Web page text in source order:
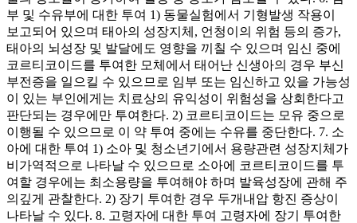
부 및 수유부에 대한 투여 1) 동물실험에서 기형발생 작용이
보고되어 있으며 태아의 성장지체, 언청이의 위험 등의 증가,
태아의 뇌성장 및 발달에도 영향을 끼칠 수 있으며 임신 중에
코르티코이드를 투여한 모체에서 태어난 신생아의 경우 부신
부전증을 일으킬 수 있으므로 임부 또는 임신하고 있을 가능성
이 있는 부인에게는 치료상의 유익성이 위험성을 상회한다고
판단되는 경우에만 투여한다. 2) 코르티코이드는 모유 중으로
이행될 수 있으므로 이 약 투여 중에는 수유를 중단한다. 7. 소
아에 대한 투여 1) 소아 및 청소년기에서 용량관련 성장지체가
비가역적으로 나타날 수 있으므로 소아에 코르티코이드를 투
여할 경우에는 최소용량을 투여해야 하며 발육성장에 관해 주
의깊게 관찰한다. 2) 장기 투여한 경우 두개내압 항진 증상이
나타날 수 있다. 8. 고령자에 대한 투여 고령자에 장기 투여한